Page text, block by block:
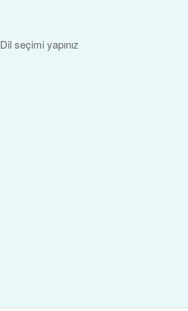
Dil seçimi yapınız